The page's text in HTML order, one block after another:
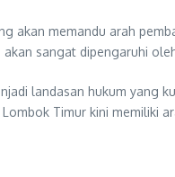
akan memandu arah
sangat dipengaruhi
landasan hukum
Timur kini memiliki